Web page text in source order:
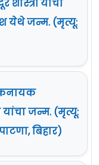
शास्त्री यांचा
येथे जन्म. (मृत्यू:
जन्म. (मृत्यू:
बिहार)